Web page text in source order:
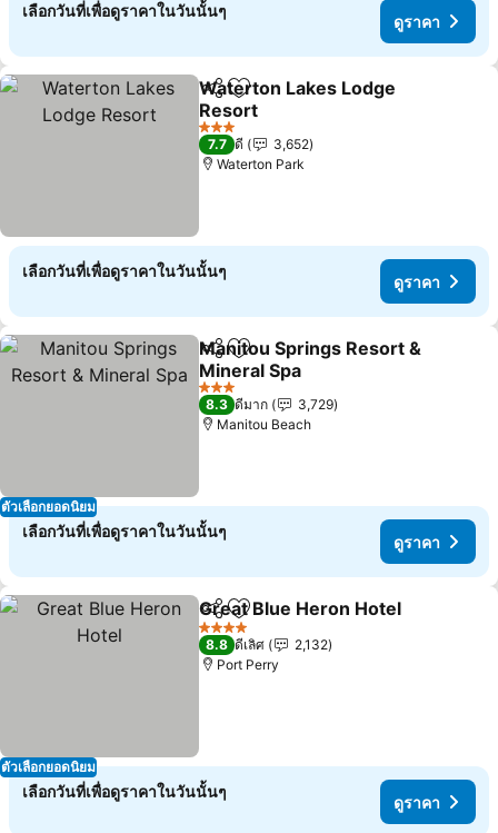
เลือกวันที่เพื่อดูราคาในวันนั้นๆ
ดูราคา
แชร์ เพิ่มในรายการโปรด
Waterton Lakes Lodge
Resort
3 ดาว
7.7 ดี
3,652
Waterton Park
เลือกวันที่เพื่อดูราคาในวันนั้นๆ
ดูราคา
ตัวเลือกยอดนิยม
แชร์ เพิ่มในรายการโปรด
Manitou Springs Resort &
Mineral Spa
3 ดาว
8.3 ดีมาก
3,729
Manitou Beach
เลือกวันที่เพื่อดูราคาในวันนั้นๆ
ดูราคา
ตัวเลือกยอดนิยม
แชร์ เพิ่มในรายการโปรด
Great Blue Heron Hotel
4 ดาว
8.8 ดีเลิศ
2,132
Port Perry
เลือกวันที่เพื่อดูราคาในวันนั้นๆ
ดูราคา